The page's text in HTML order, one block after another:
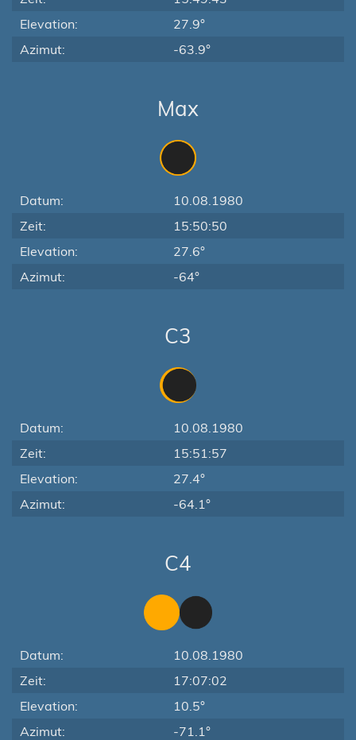
Elevation:
27.9°
Azimut:
-63.9°
Max
Datum:
10.08.1980
Zeit:
15:50:50
Elevation:
27.6°
Azimut:
-64°
C3
Datum:
10.08.1980
Zeit:
15:51:57
Elevation:
27.4°
Azimut:
-64.1°
C4
Datum:
10.08.1980
Zeit:
17:07:02
Elevation:
10.5°
Azimut:
-71.1°